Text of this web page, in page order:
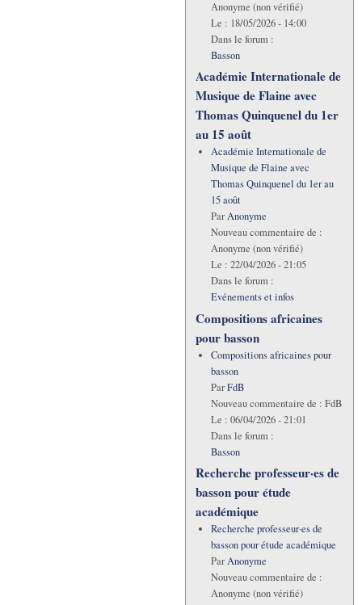
Anonyme (non vérifié)
Le : 18/05/2026 - 14:00
Dans le forum :
Basson
Académie Internationale de
Musique de Flaine avec
Thomas Quinquenel du 1er
au 15 août
Académie Internationale de
Musique de Flaine avec
Thomas Quinquenel du 1er au
15 août
ParAnonyme
Nouveau commentaire de :
Anonyme (non vérifié)
Le : 22/04/2026 - 21:05
Dans le forum :
Evénements et infos
Compositions africaines
pour basson
Compositions africaines pour
basson
ParFdB
Nouveau commentaire de : FdB
Le : 06/04/2026 - 21:01
Dans le forum :
Basson
Recherche professeur·es de
basson pour étude
académique
Recherche professeur·es de
basson pour étude académique
ParAnonyme
Nouveau commentaire de :
Anonyme (non vérifié)